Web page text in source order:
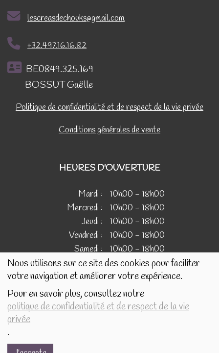
Nous utilisons sur ce site des cookies pour faciliter
votre navigation et améliorer votre expérience.
Pour en savoir plus, consultez notre
politique de confidentialité et de respect de la vie
privée
.
lescreasdechouks@gmail.com
+32.497.16.16.82
BE0849.325.169
BOSSUT Gaëlle
Politique de confidentialité et de respect de la vie privée
Conditions générales de vente
HEURES D'OUVERTURE
Mardi :
10h00 - 18h00
Mercredi :
10h00 - 18h00
Jeudi :
10h00 - 18h00
Vendredi :
10h00 - 18h00
Samedi : 10h00 - 18h00
IMAGES
Les images présentées pour illustrer les produits en vente
sur ce site ne sont pas contractuelles.